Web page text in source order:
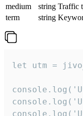
medium
string Traffic
term
string
let utm =